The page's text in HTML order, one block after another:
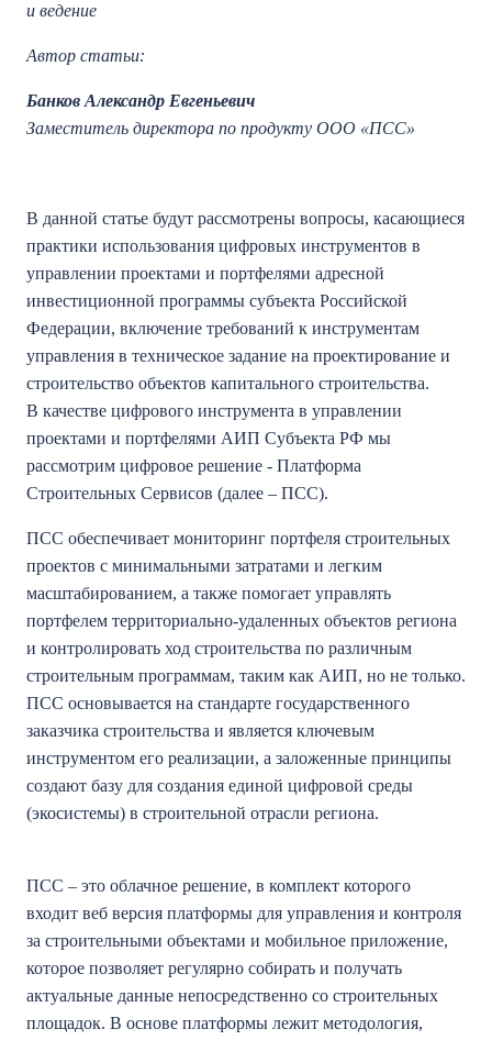
и ведение
Автор статьи:
Банков Александр Евгеньевич
Заместитель директора по продукту ООО «ПСС»
В данной статье будут рассмотрены вопросы, касающиеся
практики использования цифровых инструментов в
управлении проектами и портфелями адресной
инвестиционной программы субъекта Российской
Федерации, включение требований к инструментам
управления в техническое задание на проектирование и
строительство объектов капитального строительства.
В качестве цифрового инструмента в управлении
проектами и портфелями АИП Субъекта РФ мы
рассмотрим цифровое решение - Платформа
Строительных Сервисов (далее – ПСС).
ПСС обеспечивает мониторинг портфеля строительных
проектов с минимальными затратами и легким
масштабированием, а также помогает управлять
портфелем территориально-удаленных объектов региона
и контролировать ход строительства по различным
строительным программам, таким как АИП, но не только.
ПСС основывается на стандарте государственного
заказчика строительства и является ключевым
инструментом его реализации, а заложенные принципы
создают базу для создания единой цифровой среды
(экосистемы) в строительной отрасли региона.
ПСС – это облачное решение, в комплект которого
входит веб версия платформы для управления и контроля
за строительными объектами и мобильное приложение,
которое позволяет регулярно собирать и получать
актуальные данные непосредственно со строительных
площадок. В основе платформы лежит методология,